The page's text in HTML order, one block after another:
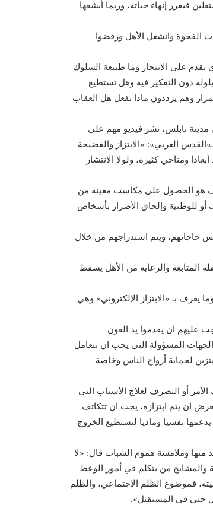
فيقرر إنهاء حياته، وربما أبشعها
الفجوة وانشغل الأهل ورفضوا
يقدم على الانتحار وما طبيعة السلوك
دون التفكير فيه وهل تستطيع
وهم يرددون ماذا نفعل هل العقاب
مدينة نابلس، نشر فيديو مهم على
العربي»: «الابتزاز والفضيحة
ومناحي كثيرة، ولولا الانتشار
هو الحصول على مكاسب معينة من
أو للوطنية وإلحاق الأضرار بأشخاص
حاجاتهم، ويتم استدراجهم من خلال
المتابعة والرعاية من الأهل يسقط
يعرف بـ «الابتزاز الإلكتروني» وهي
عليهم ان يقدموا يد العون
الجهات المسؤولة التي يجب ان تتعامل
لحماية أرواح الناس وخاصة
أو التصرف لعلاج الأسباب التي
ان يتم ابتزازه، يجب ان تتكاتف
نفسيا وماديا لتستطيع الخروج
وملامسة هموم الشباب قال: «لا
والمشايخ من يتكلم في أمور الوعظ
فموضوع الظلم الاجتماعي، والظلم
حتى في المستقبل».